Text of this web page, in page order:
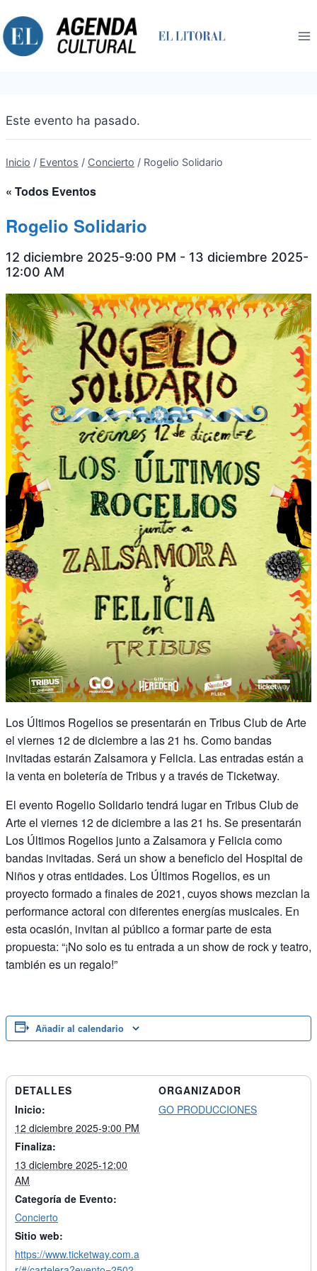
al
contenido
Este evento ha pasado.
Inicio / Eventos / Concierto / Rogelio Solidario
« Todos Eventos
Rogelio Solidario
12 diciembre 2025-9:00 PM - 13 diciembre 2025-
12:00 AM
Los Últimos Rogelios se presentarán en Tribus Club de Arte
el viernes 12 de diciembre a las 21 hs. Como bandas
invitadas estarán Zalsamora y Felicia. Las entradas están a
la venta en boletería de Tribus y a través de Ticketway.
El evento Rogelio Solidario tendrá lugar en Tribus Club de
Arte el viernes 12 de diciembre a las 21 hs. Se presentarán
Los Últimos Rogelios junto a Zalsamora y Felicia como
bandas invitadas. Será un show a beneficio del Hospital de
Niños y otras entidades. Los Últimos Rogelios, es un
proyecto formado a finales de 2021, cuyos shows mezclan la
performance actoral con diferentes energías musicales. En
esta ocasión, invitan al público a formar parte de esta
propuesta: “¡No solo es tu entrada a un show de rock y teatro,
también es un regalo!”
Añadir al calendario
DETALLES
Inicio:
12 diciembre 2025-9:00 PM
Finaliza:
13 diciembre 2025-12:00
AM
Categoría de Evento:
Concierto
Sitio web:
https://www.ticketway.com.a
ORGANIZADOR
GO PRODUCCIONES